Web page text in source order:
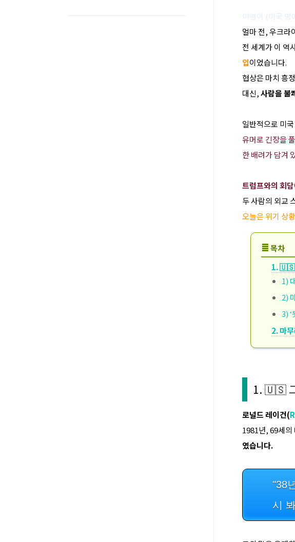
미영이 (미국 영
얼마 전, 우크라
전 세계가 이 역
입이었습니다.
협상은 마치 흥
대신,사람을 불
일반적으로 미
유머로 긴장을
한 배려가 담겨
트럼프와의 회
두 사람의 외교
오늘은 위기 상
≣목차
1. 🇺🇸
1)
2)
3) ‘
2. 마
1. 🇺🇸 그
로널드 레이건(
1981년, 69세의
였습니다.
"38
시